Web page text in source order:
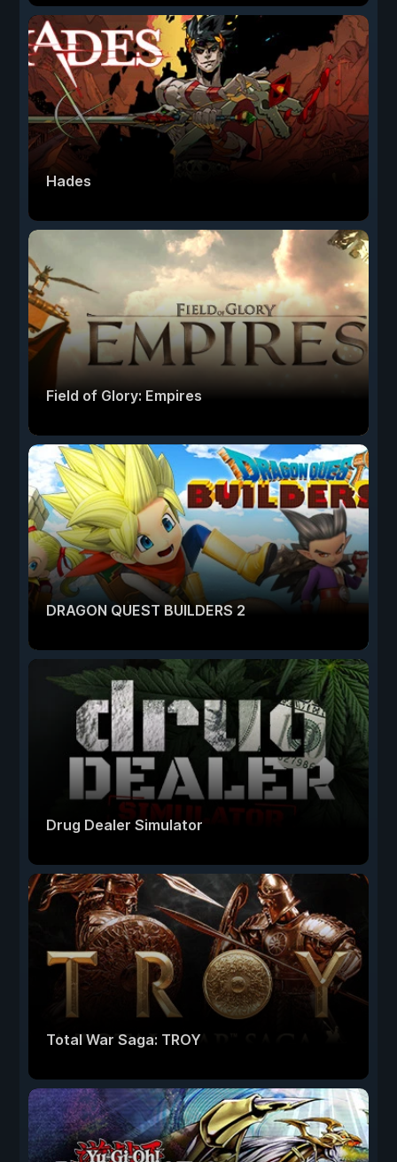
Hades
Field of Glory: Empires
DRAGON QUEST BUILDERS 2
Drug Dealer Simulator
Total War Saga: TROY